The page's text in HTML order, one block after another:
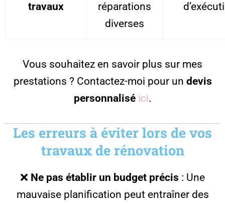
travaux
réparations
diverses
Vous souhaitez en savoir plus sur mes
prestations ? Contactez-moi pour un devis
personnalisé ici.
Les erreurs à éviter lors de vos
travaux de rénovation
❌ Ne pas établir un budget précis : Une
mauvaise planification peut entraîner des